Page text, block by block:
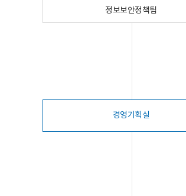
정보보안정책팀
경영기획실